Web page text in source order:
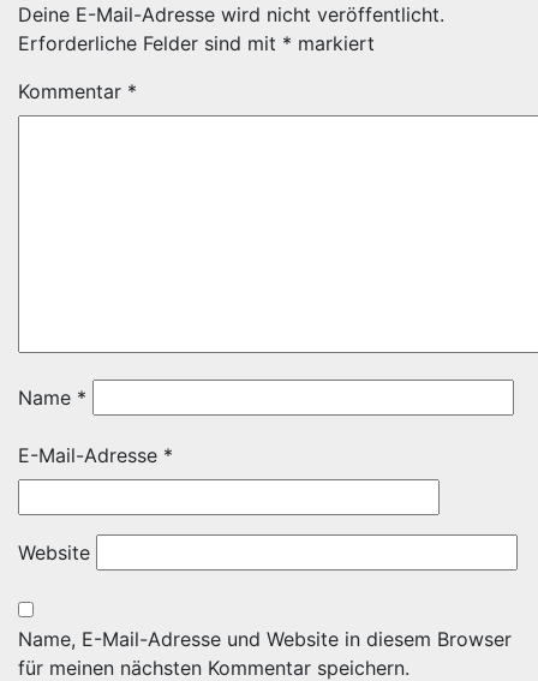
Deine E-Mail-Adresse wird nicht veröffentlicht.
Erforderliche Felder sind mit * markiert
Kommentar *
Name *
E-Mail-Adresse *
Website
Name, E-Mail-Adresse und Website in diesem Browser
für meinen nächsten Kommentar speichern.